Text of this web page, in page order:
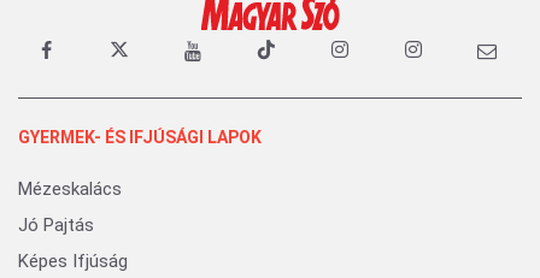
GYERMEK- ÉS IFJÚSÁGI LAPOK
Mézeskalács
Jó Pajtás
Képes Ifjúság